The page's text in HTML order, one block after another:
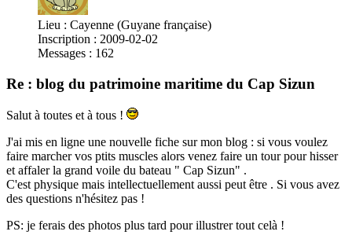
Lieu : Cayenne (Guyane française)
Inscription : 2009-02-02
Messages : 162
Re : blog du patrimoine maritime du Cap Sizun
Salut à toutes et à tous !
J'ai mis en ligne une nouvelle fiche sur mon blog : si vous voulez
faire marcher vos ptits muscles alors venez faire un tour pour hisser
et affaler la grand voile du bateau " Cap Sizun" .
C'est physique mais intellectuellement aussi peut être . Si vous avez
des questions n'hésitez pas !
PS: je ferais des photos plus tard pour illustrer tout celà !